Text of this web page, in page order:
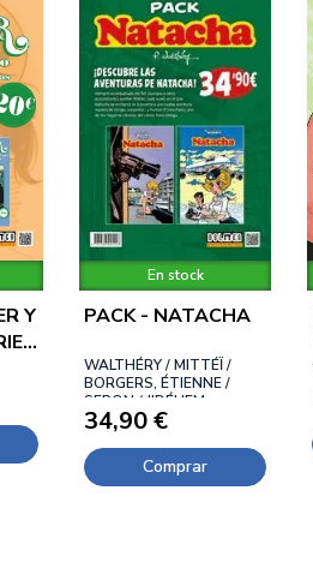
Y
En stock
PACK - NATACHA
WALTHÉRY / MITTÉÏ /
BORGERS, ÉTIENNE /
SERON / JIDÉHEM,
JIDÉHEM
34,90 €
Comprar